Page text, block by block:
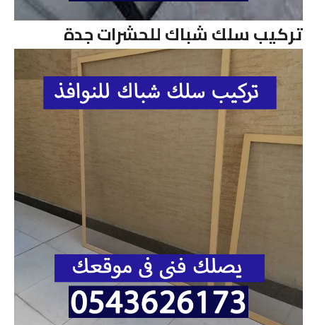
تركيب سلك شباك للحشرات جدة